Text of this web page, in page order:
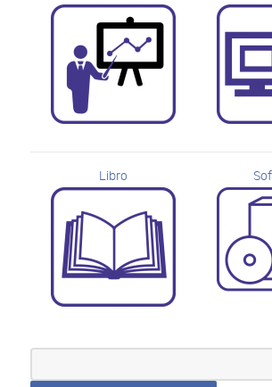
Libro